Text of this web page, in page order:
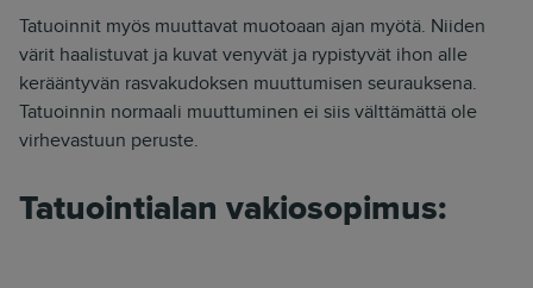
Tatuoinnit myös muuttavat muotoaan ajan myötä. Niiden
värit haalistuvat ja kuvat venyvät ja rypistyvät ihon alle
kerääntyvän rasvakudoksen muuttumisen seurauksena.
Tatuoinnin normaali muuttuminen ei siis välttämättä ole
virhevastuun peruste.
Tatuointialan vakiosopimus: